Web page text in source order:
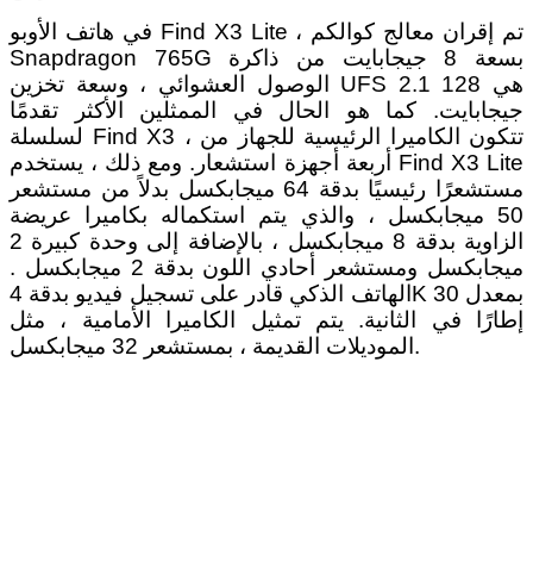
في هاتف الأوبو Find X3 Lite ، تم إقران معالج كوالكم
Snapdragon 765G بسعة 8 جيجابايت من ذاكرة
الوصول العشوائي ، وسعة تخزين UFS 2.1 هي 128
جيجابايت. كما هو الحال في الممثلين الأكثر تقدمًا
لسلسلة Find X3 ، تتكون الكاميرا الرئيسية للجهاز من
أربعة أجهزة استشعار. ومع ذلك ، يستخدم Find X3 Lite
مستشعرًا رئيسيًا بدقة 64 ميجابكسل بدلاً من مستشعر
50 ميجابكسل ، والذي يتم استكماله بكاميرا عريضة
الزاوية بدقة 8 ميجابكسل ، بالإضافة إلى وحدة كبيرة 2
ميجابكسل ومستشعر أحادي اللون بدقة 2 ميجابكسل .
الهاتف الذكي قادر على تسجيل فيديو بدقة 4K بمعدل 30
إطارًا في الثانية. يتم تمثيل الكاميرا الأمامية ، مثل
الموديلات القديمة ، بمستشعر 32 ميجابكسل.